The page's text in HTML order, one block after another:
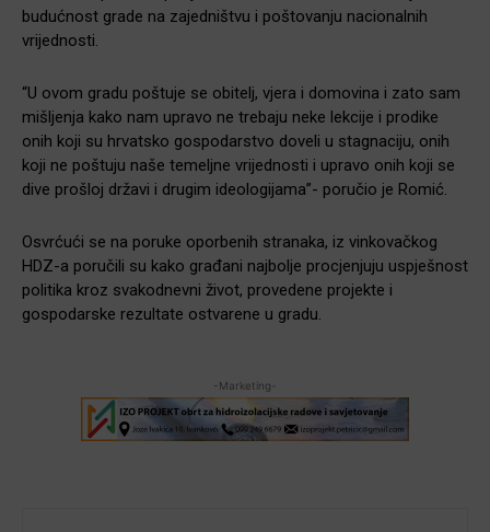
budućnost grade na zajedništvu i poštovanju nacionalnih
vrijednosti.
“U ovom gradu poštuje se obitelj, vjera i domovina i zato sam
mišljenja kako nam upravo ne trebaju neke lekcije i prodike
onih koji su hrvatsko gospodarstvo doveli u stagnaciju, onih
koji ne poštuju naše temeljne vrijednosti i upravo onih koji se
dive prošloj državi i drugim ideologijama”- poručio je Romić.
Osvrćući se na poruke oporbenih stranaka, iz vinkovačkog
HDZ-a poručili su kako građani najbolje procjenjuju uspješnost
politika kroz svakodnevni život, provedene projekte i
gospodarske rezultate ostvarene u gradu.
-Marketing-